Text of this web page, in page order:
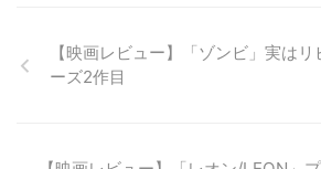
【映画レビュー】「ゾンビ」実は
ーズ2作目